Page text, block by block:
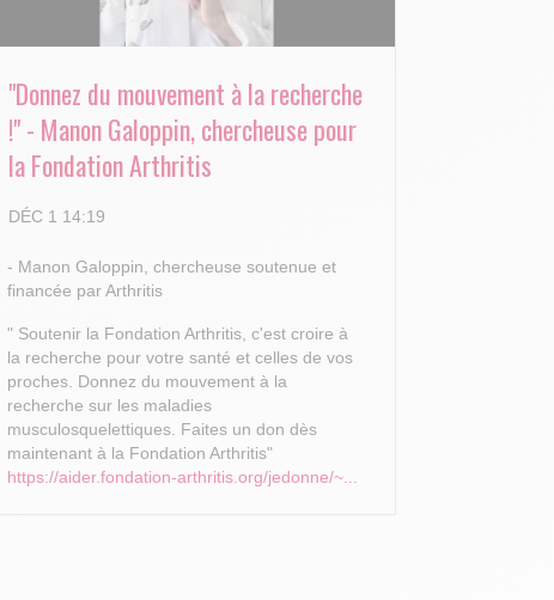
"Donnez du mouvement à la recherche
!" - Manon Galoppin, chercheuse pour
la Fondation Arthritis
DÉC 1 14:19
- Manon Galoppin, chercheuse soutenue et
financée par Arthritis
" Soutenir la Fondation Arthritis, c'est croire à
la recherche pour votre santé et celles de vos
proches. Donnez du mouvement à la
recherche sur les maladies
musculosquelettiques. Faites un don dès
maintenant à la Fondation Arthritis"
https://aider.fondation-arthritis.org/jedonne/~...